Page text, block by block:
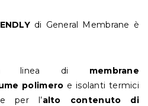
di General Membrane è
linea di membrane
polimero e isolanti termici
per l’alto contenuto di